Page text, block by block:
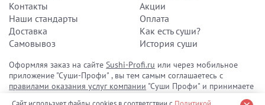
Контакты
Наши стандарты
Доставка
Самовывоз
Акции
Оплата
Как есть суши?
История суши
Оформляя заказ на сайтеSushi-Profi.ru или через мобильное
приложение "Суши-Профи" , вы тем самым соглашаетесь с
правилами оказания услуг компании "Суши Профи" и принимаете